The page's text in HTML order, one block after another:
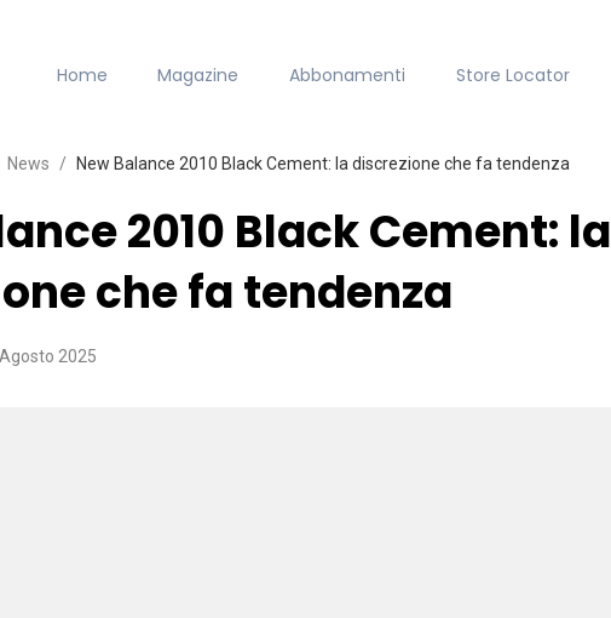
Home Magazine Abbonamenti Store Locator
News New Balance 2010 Black Cement: la discrezione che fa tendenza
2010 Black Cement: la
che fa tendenza
2025